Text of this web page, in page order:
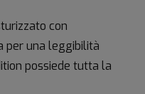
con
per una leggibilità
possiede tutta la